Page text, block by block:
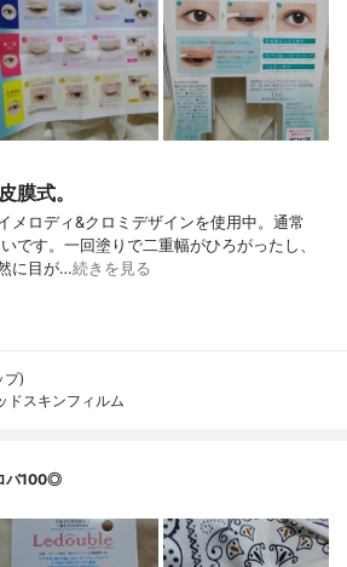
膜式。
メロディ&クロミデザインを使用中。通常
です。一回塗りで二重幅がひろがったし、
に目が…続きを見る
プ)
ドスキンフィルム
バ100◎